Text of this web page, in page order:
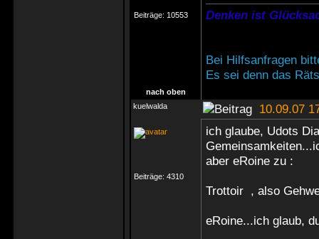
Beiträge: 10553 Denken ist
Bei Hilfsanfragen
Es sei denn das
nach oben
kuelwalda
10.09.07
Beiträge: 4310
ich glaube, Udots
aber eRoine zu :
Trottoir , also
eRoine...ich glaub,